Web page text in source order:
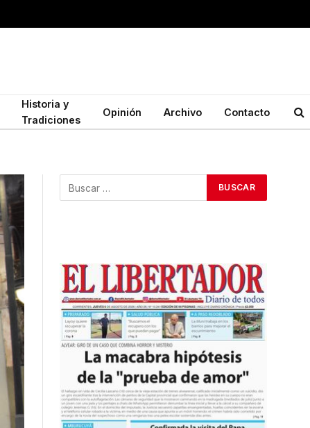
Historia y
Tradiciones
Opinión Archivo Contacto